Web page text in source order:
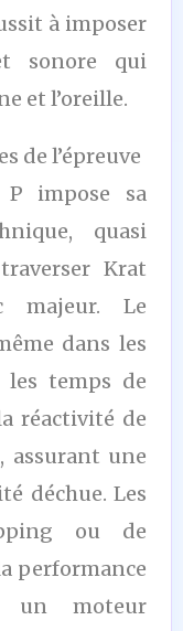
à imposer
sonore qui
et l’oreille.
de l’épreuve
impose sa
quasi
Krat
majeur. Le
dans les
les temps de
réactivité de
assurant une
déchue. Les
ou de
performance
un moteur